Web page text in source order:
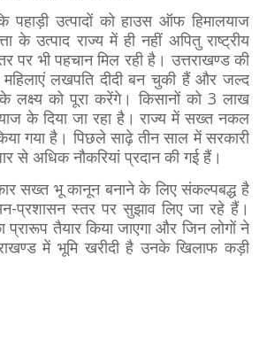
पहाड़ी उत्पादों को हाउस ऑफ हिमालयाज
के उत्पाद राज्य में ही नहीं अपितु राष्ट्रीय
पर भी पहचान मिल रही है। उत्तराखण्ड की
लखपति दीदी बन चुकी हैं और जल्द
को पूरा करेंगे। किसानों को 3 लाख
के दिया जा रहा है। राज्य में सख्त नकल
गया है। पिछले साढ़े तीन साल में सरकारी
से अधिक नौकरियां प्रदान की गई हैं।
सख्त भू कानून बनाने के लिए संकल्पबद्ध है
प्रशासन स्तर पर सुझाव लिए जा रहे हैं।
प्रारूप तैयार किया जाएगा और जिन लोगों ने
में भूमि खरीदी है उनके खिलाफ कड़ी